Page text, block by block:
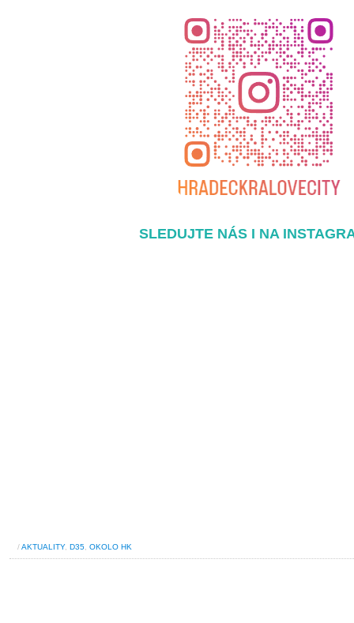
SLEDUJTE NÁS I NA
/AKTUALITY, D35 OKOLO HK